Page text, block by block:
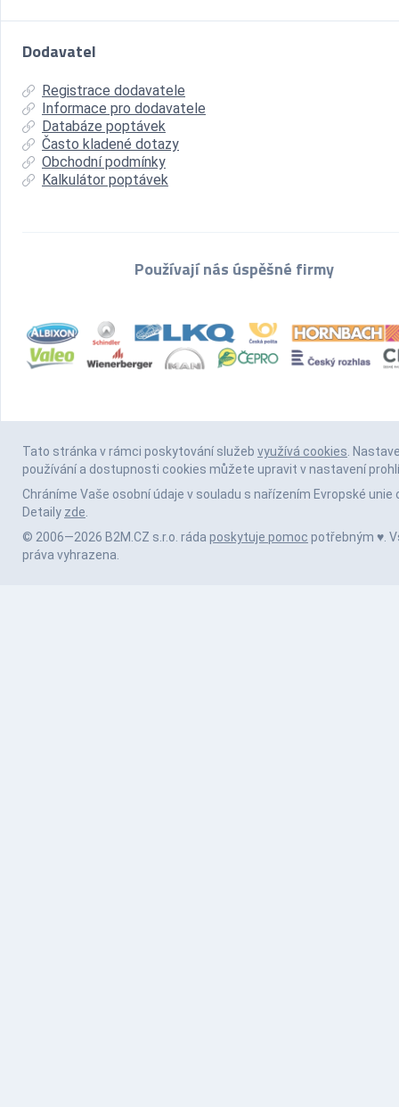
Dodavatel
Registrace dodavatele
Informace pro dodavatele
Databáze poptávek
Často kladené dotazy
Obchodní podmínky
Kalkulátor poptávek
Používají nás úspěšné firmy
Tato stránka v rámci poskytování služeb využívá cookies.
používání a dostupnosti cookies můžete upravit v nastavení
Chráníme Vaše osobní údaje v souladu s nařízením Evropské unie
Detaily zde.
© 2006—2026 B2M.CZ s.r.o. ráda poskytuje pomoc potřebným ♥️.
práva vyhrazena.